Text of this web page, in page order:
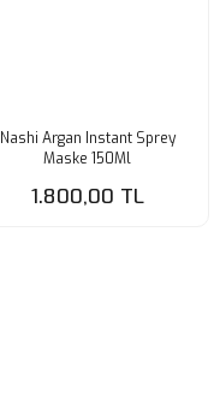
Nashi Argan Instant Sprey
Maske 150Ml
1.800,00 TL